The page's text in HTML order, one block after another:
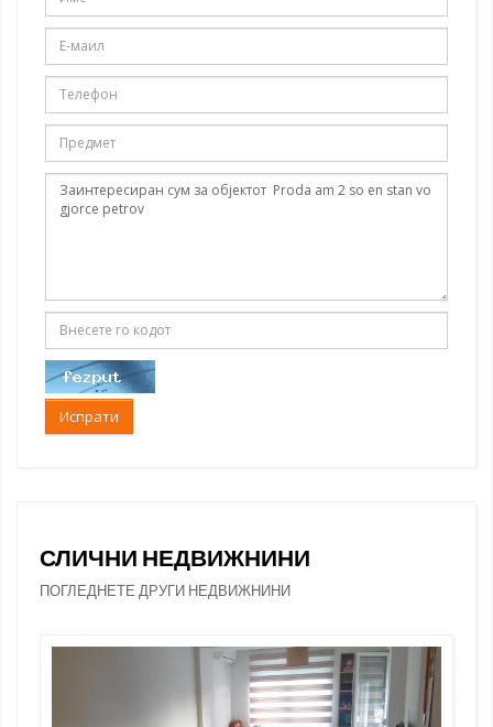
Испрати
СЛИЧНИ НЕДВИЖНИНИ
ПОГЛЕДНЕТЕ ДРУГИ НЕДВИЖНИНИ